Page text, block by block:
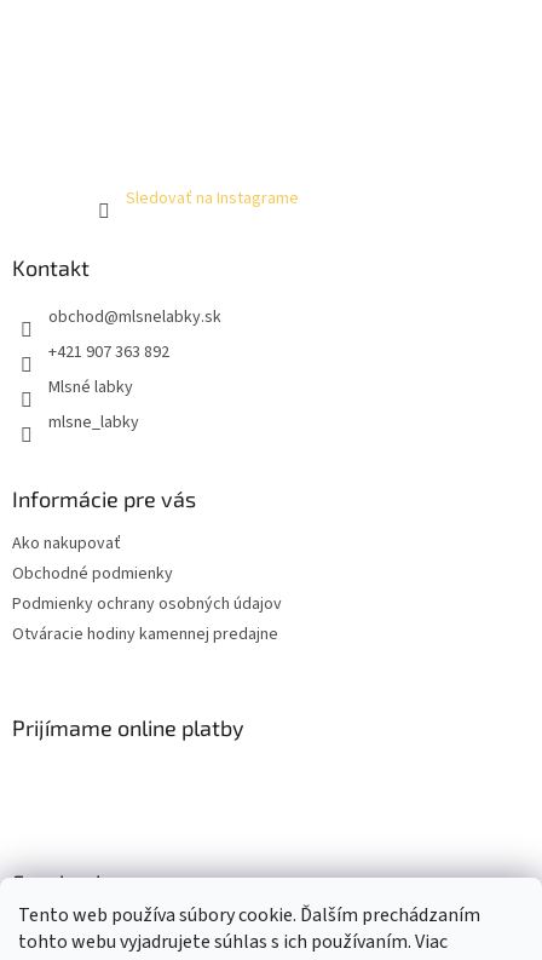
Tento web používa súbory cookie. Ďalším prechádzaním
tohto webu vyjadrujete súhlas s ich používaním. Viac
Sledovať na Instagrame
Kontakt
obchod@mlsnelabky.sk
+421 907 363 892
Mlsné labky
mlsne_labky
Informácie pre vás
Ako nakupovať
Obchodné podmienky
Podmienky ochrany osobných údajov
Otváracie hodiny kamennej predajne
Prijímame online platby
Facebook